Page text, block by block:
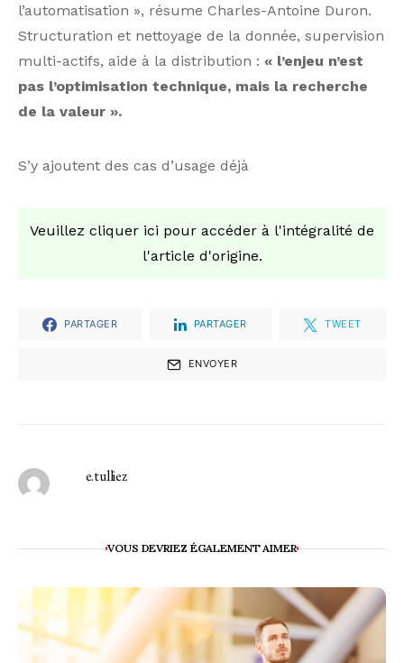
l’automatisation », résume Charles-Antoine Duron.
Structuration et nettoyage de la donnée, supervision
multi-actifs, aide à la distribution : « l’enjeu n’est
pas l’optimisation technique, mais la recherche
de la valeur ».
S’y ajoutent des cas d’usage déjà
Veuillez cliquer ici pour accéder à l'intégralité de
l'article d'origine.
PARTAGER PARTAGER TWEET
ENVOYER
e.tulliez
VOUS DEVRIEZ ÉGALEMENT AIMER